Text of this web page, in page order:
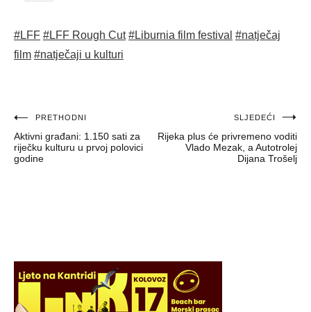
#LFF #LFF Rough Cut #Liburnia film festival #natječaj
film #natječaji u kulturi
Navigacija
objava
PRETHODNI
Aktivni građani: 1.150 sati za
riječku kulturu u prvoj polovici
godine
SLJEDEĆI
Rijeka plus će privremeno voditi
Vlado Mezak, a Autotrolej
Dijana Trošelj